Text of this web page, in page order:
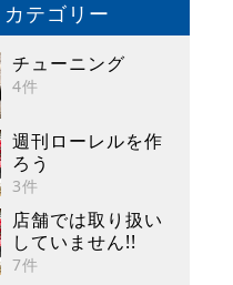
カテゴリー
チューニング
4件
週刊ローレルを作
ろう
3件
店舗では取り扱い
していません!!
7件